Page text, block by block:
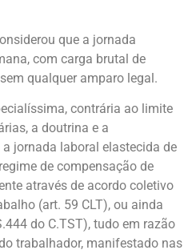
que a jornada
com carga brutal de
qualquer amparo legal.
contrária ao limite
a doutrina e a
jornada laboral elastecida de
de compensação de
através de acordo coletivo
(art. 59 CLT), ou ainda
do C.TST), tudo em razão
trabalhador, manifestado nas